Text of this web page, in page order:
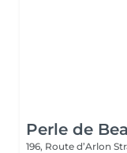
Perle de
196, Route d’Arlon